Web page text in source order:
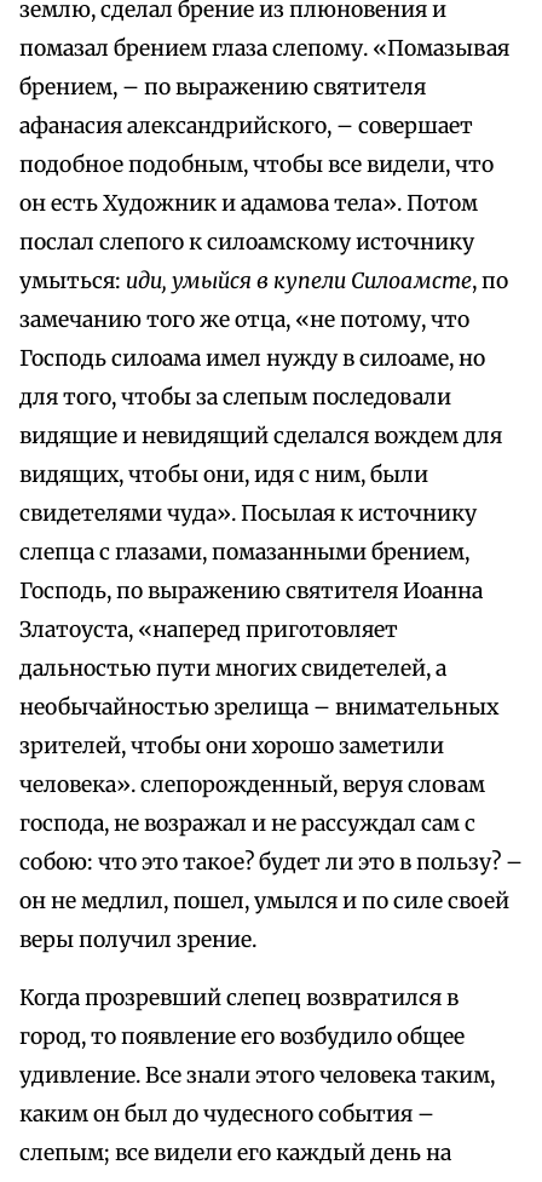
землю, сделал брение из плюновения и
помазал брением глаза слепому. «Помазывая
брением, – по выражению святителя
афанасия александрийского, – совершает
подобное подобным, чтобы все видели, что
он есть Художник и адамова тела». Потом
послал слепого к силоамскому источнику
умыться: иди, умыйся в купели Силоамсте, по
замечанию того же отца, «не потому, что
Господь силоама имел нужду в силоаме, но
для того, чтобы за слепым последовали
видящие и невидящий сделался вождем для
видящих, чтобы они, идя с ним, были
свидетелями чуда». Посылая к источнику
слепца с глазами, помазанными брением,
Господь, по выражению святителя Иоанна
Златоуста, «наперед приготовляет
дальностью пути многих свидетелей, а
необычайностью зрелища – внимательных
зрителей, чтобы они хорошо заметили
человека». слепорожденный, веруя словам
господа, не возражал и не рассуждал сам с
собою: что это такое? будет ли это в пользу? –
он не медлил, пошел, умылся и по силе своей
веры получил зрение.
Когда прозревший слепец возвратился в
город, то появление его возбудило общее
удивление. Bcе знали этого человека таким,
каким он был до чудесного события –
слепым; все видели его каждый день на